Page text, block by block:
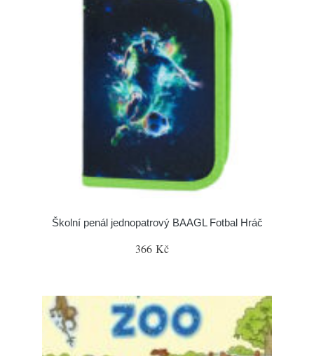
Školní penál jednopatrový BAAGL Fotbal Hráč
366 Kč